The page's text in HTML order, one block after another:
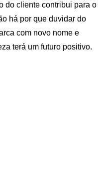
do cliente contribui para o
há por que duvidar do
com novo nome e
terá um futuro positivo.